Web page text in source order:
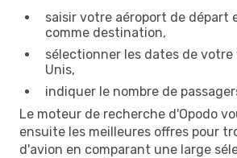
saisir votre aéroport de départ
comme destination,
sélectionner les dates de
Unis,
indiquer le nombre de
Le moteur de recherche d'Opodo
ensuite les meilleures offres pour
d'avion en comparant une large